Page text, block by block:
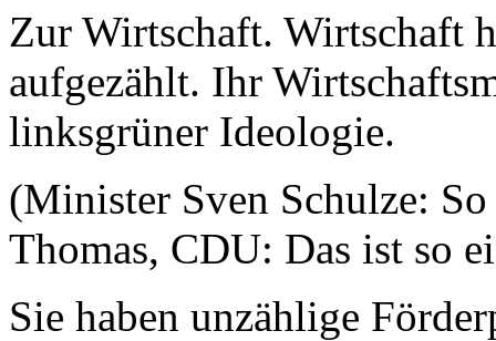
Zur Wirtschaft. Wirtschaft
aufgezählt. Ihr
linksgrüner Ideologie.
(Minister Sven Schulze:
Thomas, CDU: Das ist so
Sie haben unzählige